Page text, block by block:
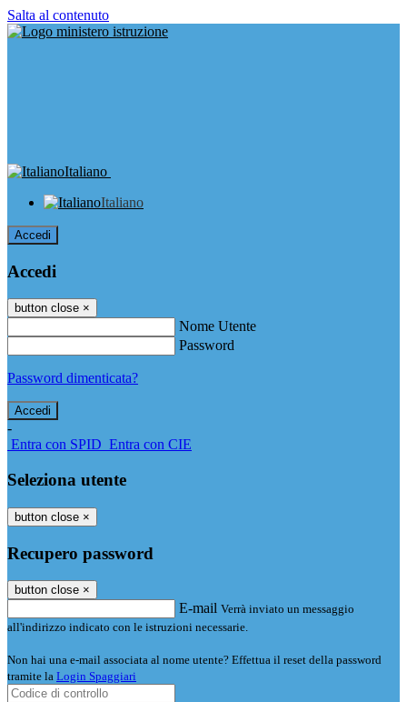
Salta al contenuto
Italiano
Italiano
Accedi
Accedi
button close ×
Nome Utente
Password
Password dimenticata?
-
Entra con SPID Entra con CIE
Seleziona utente
button close ×
Recupero password
button close ×
E-mail Verrà inviato un messaggio
all'indirizzo indicato con le istruzioni necessarie.
Non hai una e-mail associata al nome utente? Effettua il reset della password
tramite la Login Spaggiari